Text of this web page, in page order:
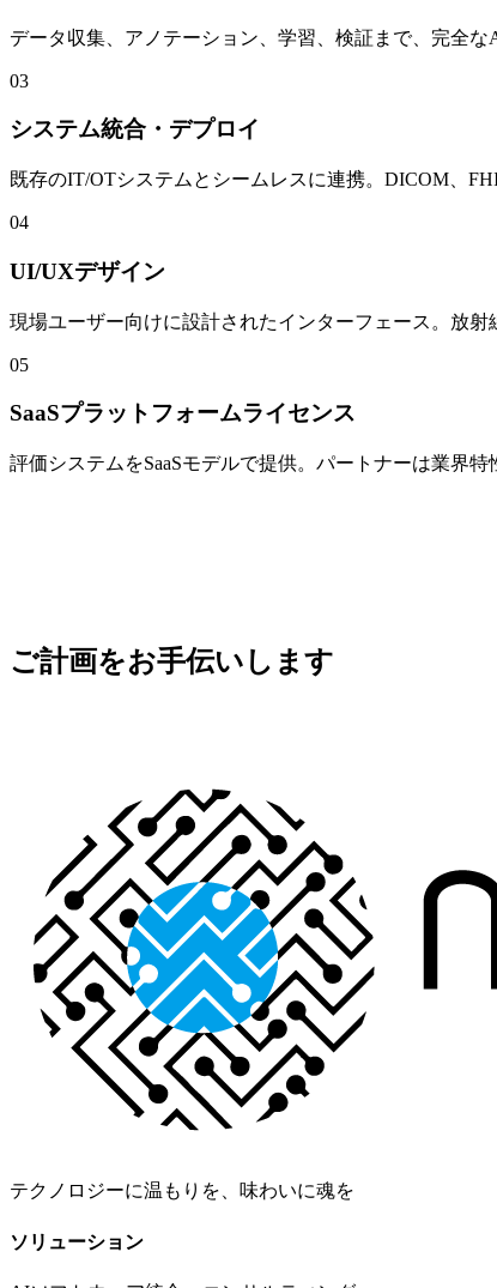
データ収集、アノテーション、学習、検証まで、完全
03
システム統合・デプロイ
既存のIT/OTシステムとシームレスに連携。DICOM、
04
UI/UXデザイン
現場ユーザー向けに設計されたインターフェース。放
05
SaaSプラットフォームライセンス
評価システムをSaaSモデルで提供。パートナーは業界
ご計画をお手伝いします
テクノロジーに温もりを、味わいに魂を
ソリューション